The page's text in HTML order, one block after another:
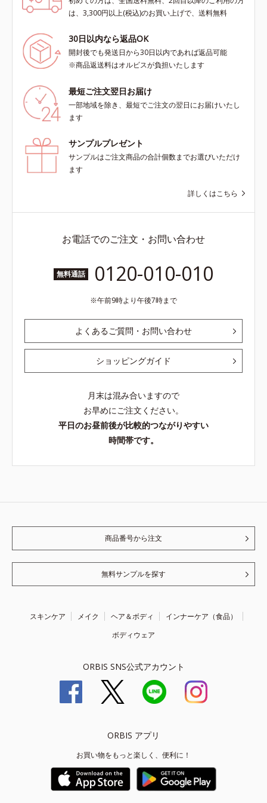
は、3,300円以上(税込)のお買い上げで、送料無料
30日以内なら返品OK
開封後でも発送日から30日以内であれば返品可能
※商品返送料はオルビスが負担いたします
最短ご注文翌日お届け
一部地域を除き、最短でご注文の翌日にお届けいたし
ます
サンプルプレゼント
サンプルはご注文商品の合計個数までお選びいただけ
ます
詳しくはこちら
お電話でのご注文・お問い合わせ
無料通話 0120-010-010
午前9時より午後7時まで
よくあるご質問・お問い合わせ
ショッピングガイド
月末は混み合いますので
お早めにご注文ください。
平日のお昼前後が比較的つながりやすい
時間帯です。
商品番号から注文
無料サンプルを探す
スキンケア メイク ヘア＆ボディ
インナーケア（食品）
ボディウェア
ORBIS SNS公式アカウント
ORBIS アプリ
お買い物をもっと楽しく、便利に！